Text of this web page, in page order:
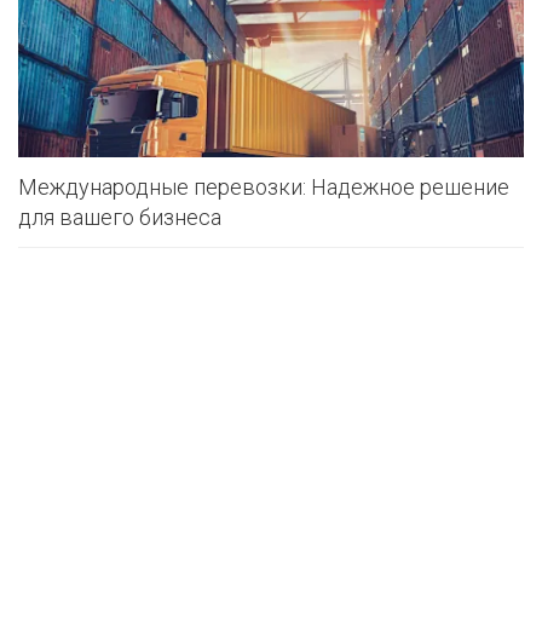
Международные перевозки: Надежное решение
для вашего бизнеса